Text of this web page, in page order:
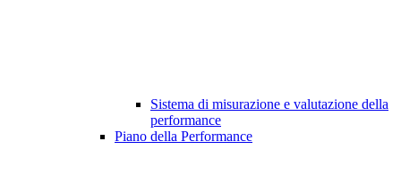
Sistema di misurazione e valutazione della
performance
Piano della Performance